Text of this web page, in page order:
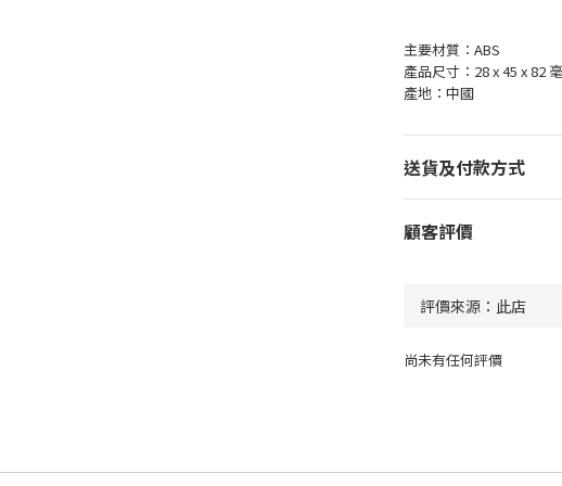
主要材質：ABS
產品尺寸：28 x 45 x 82
產地：中國
送貨及付款方式
顧客評價
尚未有任何評價